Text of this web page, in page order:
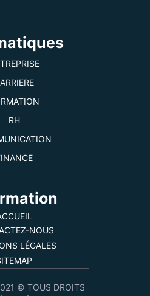
RH
NOUS
LÉGALES
© TOUS DROITS